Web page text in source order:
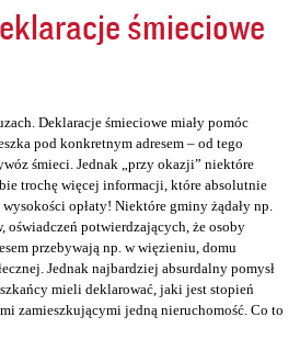
śmieciowe
Deklaracje śmieciowe miały pomóc
pod konkretnym adresem – od tego
śmieci. Jednak „przy okazji” niektóre
trochę więcej informacji, które absolutnie
opłaty! Niektóre gminy żądały np.
oświadczeń potwierdzających, że osoby
przebywają np. w więzieniu, domu
Jednak najbardziej absurdalny pomysł
mieli deklarować, jaki jest stopień
zamieszkującymi jedną nieruchomość. Co to